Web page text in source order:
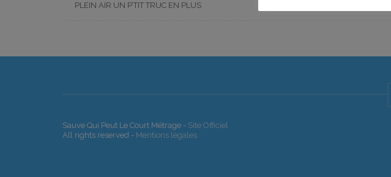
PLEIN AIR UN P’TIT TRUC EN PLUS
Sauve Qui Peut Le Court Métrage - Site Officiel
All rights reserved - Mentions légales